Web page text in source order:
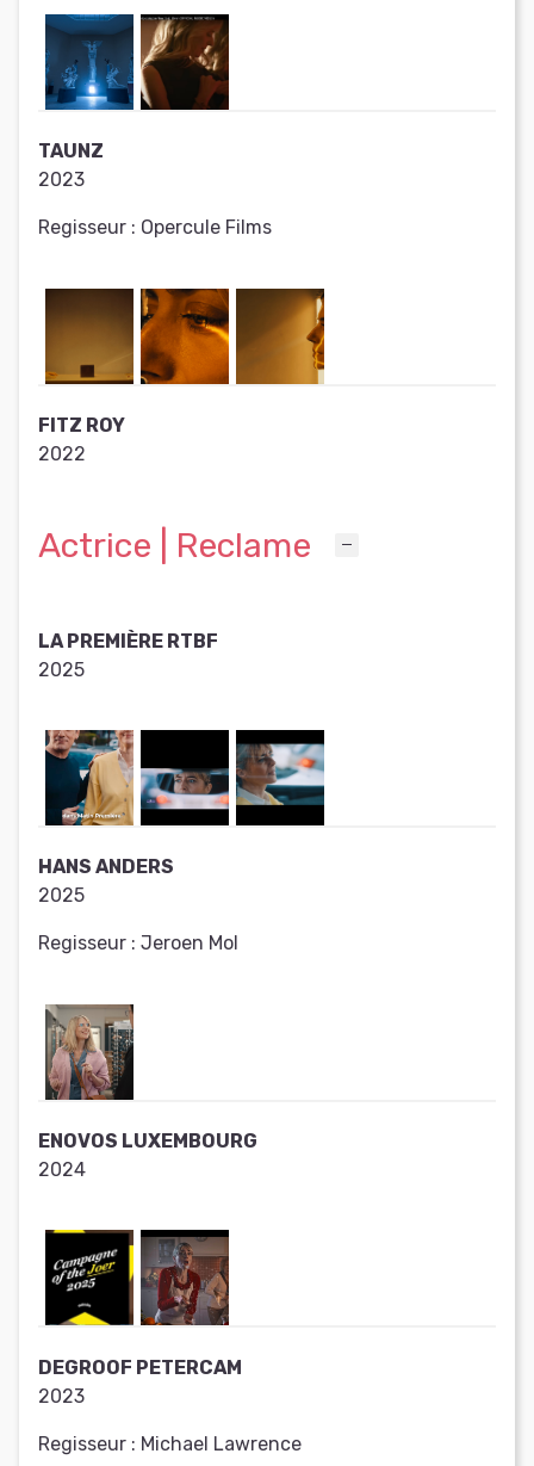
TAUNZ
2023
Regisseur : Opercule Films
FITZ ROY
2022
Actrice | Reclame
LA PREMIÈRE RTBF
2025
HANS ANDERS
2025
Regisseur : Jeroen Mol
ENOVOS LUXEMBOURG
2024
DEGROOF PETERCAM
2023
Regisseur : Michael Lawrence